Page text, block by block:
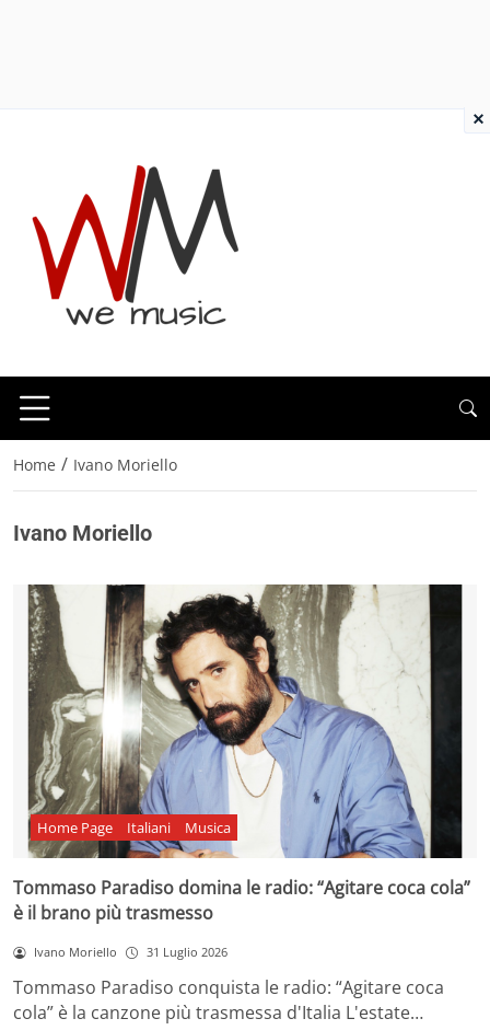
Home / Ivano Moriello
Ivano Moriello
Home Page Italiani Musica
Tommaso Paradiso domina le radio: “Agitare coca cola”
è il brano più trasmesso
Ivano Moriello 31 Luglio 2026
Tommaso Paradiso conquista le radio: “Agitare coca
cola” è la canzone più trasmessa d'Italia L'estate…
×